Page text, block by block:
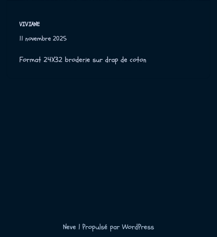
VIVIANE
11 novembre 2025
Format 24X32 broderie sur drap de coton
Neve | Propulsé par WordPress